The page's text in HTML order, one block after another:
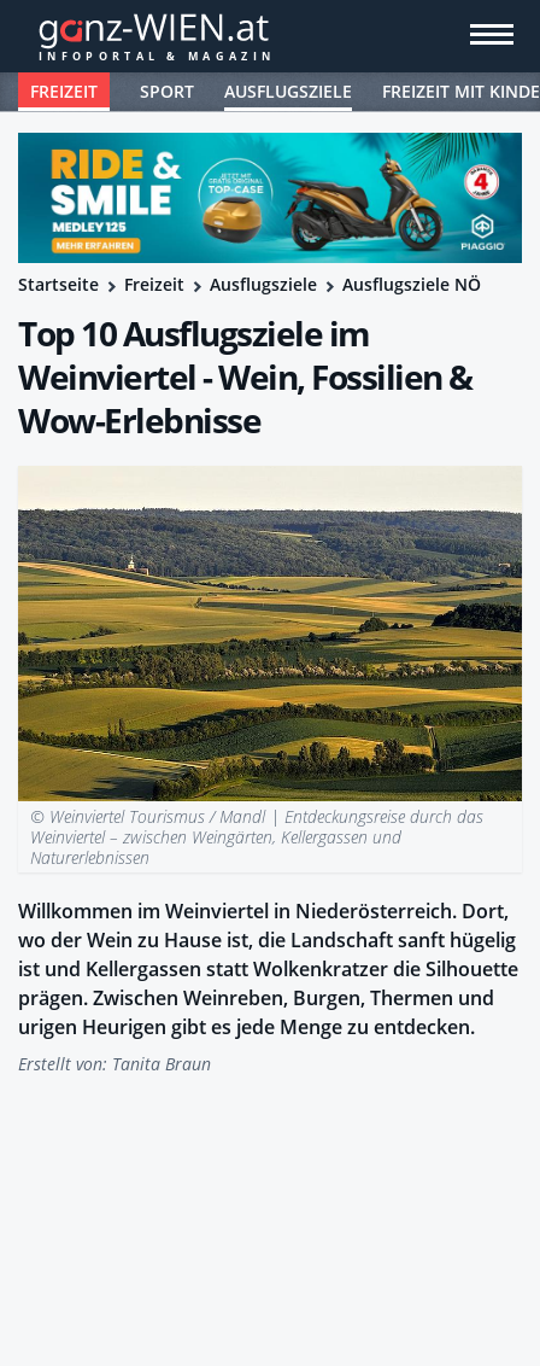
FREIZEIT SPORT AUSFLUGSZIELE FREIZEIT MIT
Startseite Freizeit Ausflugsziele Ausflugsziele NÖ
Top 10 Ausflugsziele im
Weinviertel - Wein, Fossilien &
Wow-Erlebnisse
© Weinviertel Tourismus / Mandl |Entdeckungsreise durch das
Weinviertel – zwischen Weingärten, Kellergassen und
Naturerlebnissen
Willkommen im Weinviertel in Niederösterreich. Dort,
wo der Wein zu Hause ist, die Landschaft sanft hügelig
ist und Kellergassen statt Wolkenkratzer die Silhouette
prägen. Zwischen Weinreben, Burgen, Thermen und
urigen Heurigen gibt es jede Menge zu entdecken.
Erstellt von: Tanita Braun